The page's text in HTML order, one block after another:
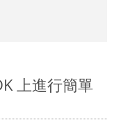
上進行簡單